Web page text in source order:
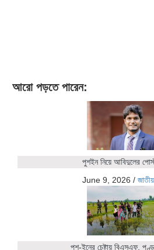
আরো পড়তে পারেন:
পুশইন নিয়ে আবিদুলের
June 9, 2026 / জাতীয়
পুশ-ইনের চেষ্টায় বিএসএফ,